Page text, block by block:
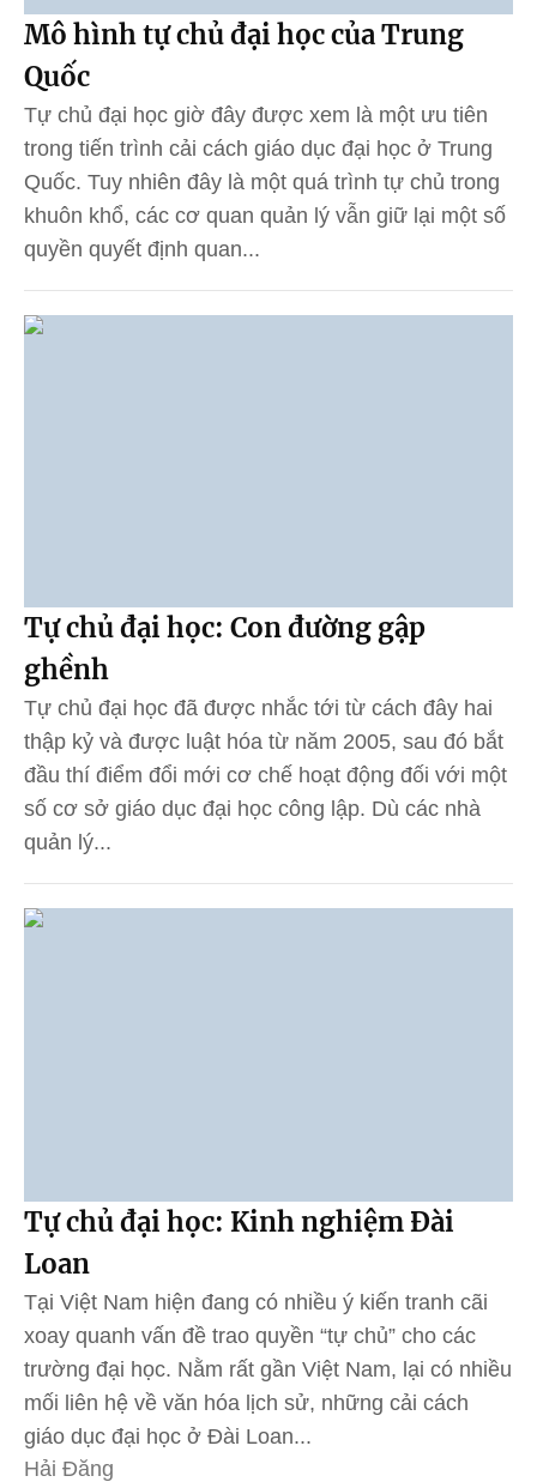
Mô hình tự chủ đại học của Trung
Quốc
Tự chủ đại học giờ đây được xem là một ưu tiên
trong tiến trình cải cách giáo dục đại học ở Trung
Quốc. Tuy nhiên đây là một quá trình tự chủ trong
khuôn khổ, các cơ quan quản lý vẫn giữ lại một số
quyền quyết định quan...
Tự chủ đại học: Con đường gập
ghềnh
Tự chủ đại học đã được nhắc tới từ cách đây hai
thập kỷ và được luật hóa từ năm 2005, sau đó bắt
đầu thí điểm đổi mới cơ chế hoạt động đối với một
số cơ sở giáo dục đại học công lập. Dù các nhà
quản lý...
Tự chủ đại học: Kinh nghiệm Đài
Loan
Tại Việt Nam hiện đang có nhiều ý kiến tranh cãi
xoay quanh vấn đề trao quyền “tự chủ” cho các
trường đại học. Nằm rất gần Việt Nam, lại có nhiều
mối liên hệ về văn hóa lịch sử, những cải cách
giáo dục đại học ở Đài Loan...
Hải Đăng